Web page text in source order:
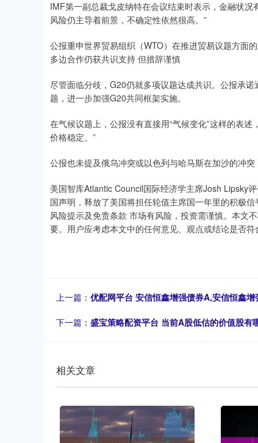
IMF第一副总裁戈皮纳特在会议结束时表示，金融状
风险仍主导着前景，不确定性依然很高。”
公报重申世界贸易组织（WTO）在推进贸易议题方面
多边合作仍获共识支持 但措辞谨慎
尽管面临分歧，G20仍就多项议题达成共识。公报承
题，进一步加强G20共同框架实施。
在气候议题上，公报没有直接用“气候变化”这样的表
价格稳定。”
公报也未提及俄乌冲突或以色列与哈马斯在加沙的冲突
美国智库Atlantic Council国际经济学主席Josh Lipsky
国声明，释放了美国将担任轮值主席国一年里的积极
风险提示及免责条款 市场有风险，投资需谨慎。本文
要。用户应考虑本文中的任何意见、观点或结论是否符
上一篇： 优配网平台 安信恒鑫增强债券A,安信恒鑫
下一篇： 盛宝策略配资平台 当前A股低估的价值股有
相关文章